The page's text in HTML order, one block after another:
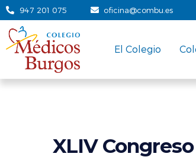
947 201 075 oficina@combu.es
El Colegio
XLIV